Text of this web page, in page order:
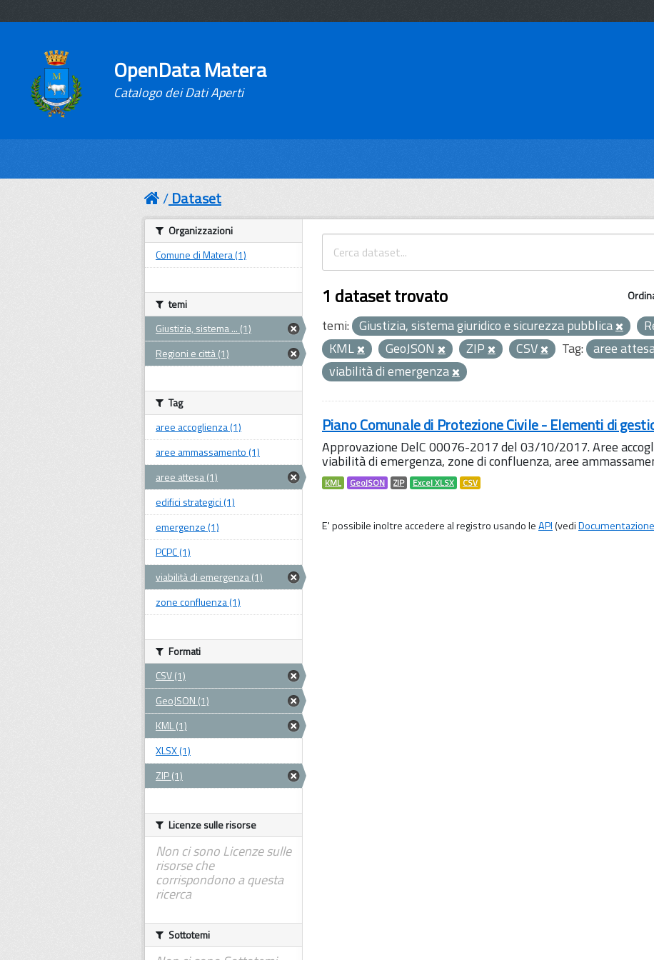
OpenData Matera
Catalogo dei Dati Aperti
Dataset
1 dataset trovato
temi: Giustizia, sistema giuridico e sicurezza pubblica
KML
GeoJSON ZIP CSV Tag: aree
viabilità di emergenza
Piano Comunale di Protezione Civile - Elementi di
Approvazione DelC 00076-2017 del 03/10/2017. Aree
viabilità di emergenza, zone di confluenza, aree
KML GeoJSON ZIP Excel XLSX CSV
E' possibile inoltre accedere al registro usando leAPI(vedi
Organizzazioni
Comune di Matera (1)
temi
Giustizia, sistema ... (1)
Regioni e città (1)
Tag
aree accoglienza (1)
aree ammassamento (1)
aree attesa (1)
edifici strategici (1)
emergenze (1)
PCPC (1)
viabilità di emergenza (1)
zone confluenza (1)
Formati
CSV (1)
GeoJSON (1)
KML (1)
XLSX (1)
ZIP (1)
Licenze sulle risorse
Non ci sono Licenze sulle
risorse che
corrispondono a questa
ricerca
Sottotemi